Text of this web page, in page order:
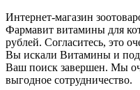
Интернет-магазин
Фармавит витамины для
рублей. Согласитесь, это
Вы искали Витамины и
Ваш поиск завершен. Мы
выгодное сотрудничество.